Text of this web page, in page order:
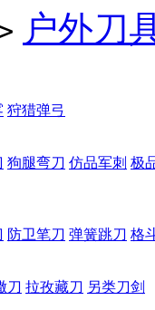
户外刀
狩猎弹弓
狗腿弯刀 仿品军刺 极
防卫笔刀 弹簧跳刀 格
刀 拉孜藏刀 另类刀剑